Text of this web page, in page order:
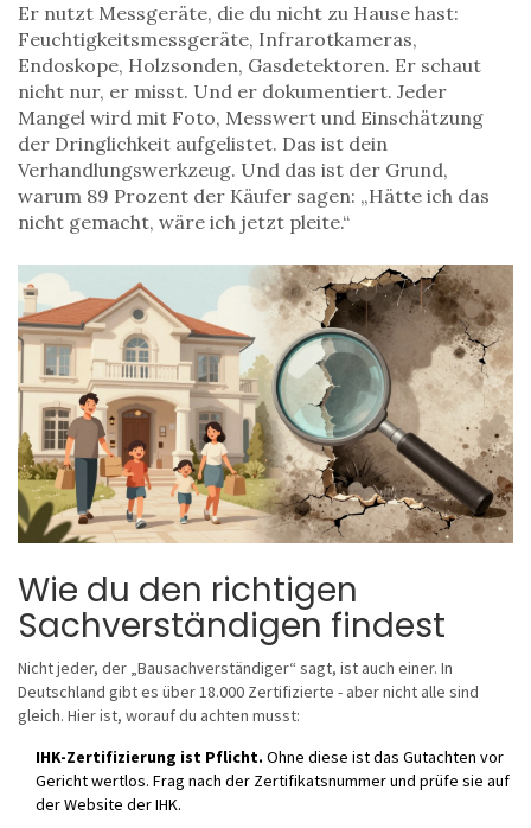
Er nutzt Messgeräte, die du nicht zu Hause hast:
Feuchtigkeitsmessgeräte, Infrarotkameras,
Endoskope, Holzsonden, Gasdetektoren. Er schaut
nicht nur, er misst. Und er dokumentiert. Jeder
Mangel wird mit Foto, Messwert und Einschätzung
der Dringlichkeit aufgelistet. Das ist dein
Verhandlungswerkzeug. Und das ist der Grund,
warum 89 Prozent der Käufer sagen: „Hätte ich das
nicht gemacht, wäre ich jetzt pleite.“
Wie du den richtigen
Sachverständigen findest
Nicht jeder, der „Bausachverständiger“ sagt, ist auch einer. In
Deutschland gibt es über 18.000 Zertifizierte - aber nicht alle sind
gleich. Hier ist, worauf du achten musst:
IHK-Zertifizierung ist Pflicht. Ohne diese ist das Gutachten vor
Gericht wertlos. Frag nach der Zertifikatsnummer und prüfe sie auf
der Website der IHK.